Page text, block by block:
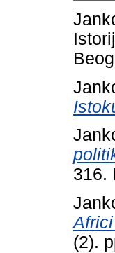
316.
(2).